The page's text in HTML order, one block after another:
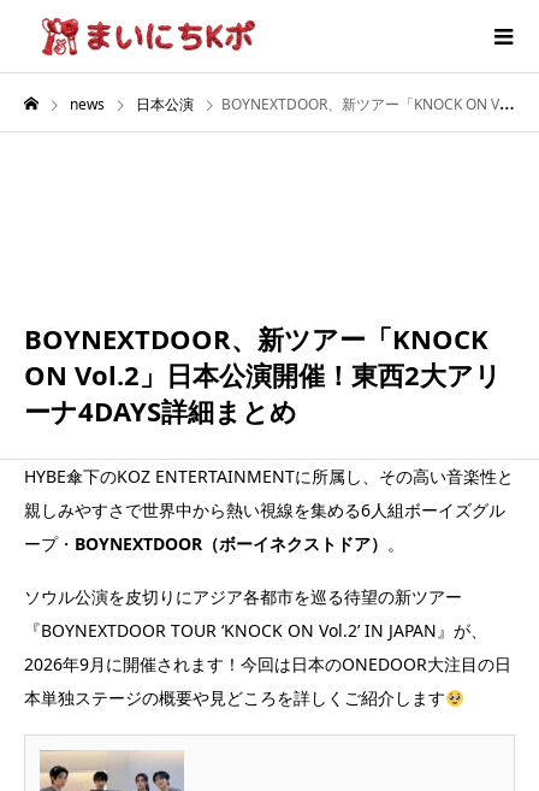
news 日本公演 BOYNEXTDOOR、新ツアー「KNOCK ON Vol.2」日本公演開催！東西2大アリーナ4DAYS詳細まとめ
BOYNEXTDOOR、新ツアー「KNOCK
ON Vol.2」日本公演開催！東西2大アリ
ーナ4DAYS詳細まとめ
HYBE傘下のKOZ ENTERTAINMENTに所属し、その高い音楽性と
親しみやすさで世界中から熱い視線を集める6人組ボーイズグル
ープ・ BOYNEXTDOOR（ボーイネクストドア） 。
ソウル公演を皮切りにアジア各都市を巡る待望の新ツアー
『BOYNEXTDOOR TOUR ‘KNOCK ON Vol.2’ IN JAPAN』が、
2026年9月に開催されます！今回は日本のONEDOOR大注目の日
本単独ステージの概要や見どころを詳しくご紹介します